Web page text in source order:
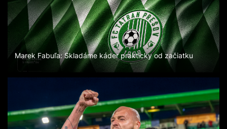
Marek Fabuľa: Skladáme káder prakticky od začiatku